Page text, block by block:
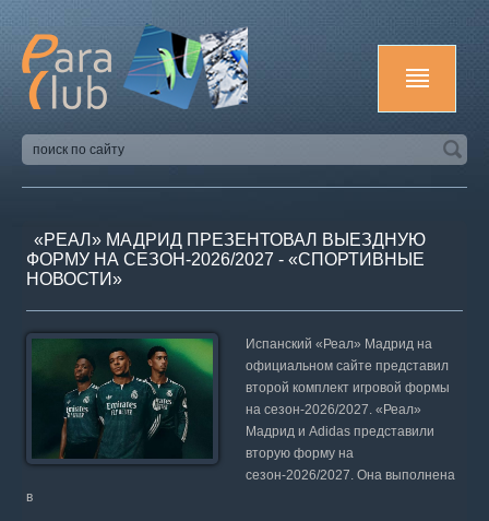
«РЕАЛ» МАДРИД ПРЕЗЕНТОВАЛ ВЫЕЗДНУЮ
ФОРМУ НА СЕЗОН-2026/2027 - «СПОРТИВНЫЕ
НОВОСТИ»
Испанский «Реал» Мадрид на
официальном сайте представил
второй комплект игровой формы
на сезон-2026/2027. «Реал»
Мадрид и Adidas представили
вторую форму на
сезон-2026/2027. Она выполнена
в